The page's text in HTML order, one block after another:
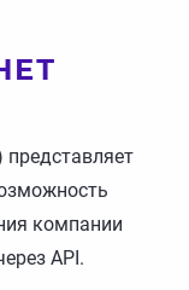
компании
API.